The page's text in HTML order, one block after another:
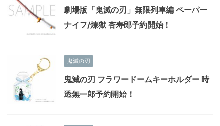
劇場版「鬼滅の刃」無限列車編 ペーパー
ナイフ/煉獄 杏寿郎予約開始！
鬼滅の刃
鬼滅の刃 フラワードームキーホルダー 時
透無一郎予約開始！